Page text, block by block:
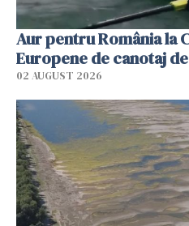
Aur pentru România la
Europene de canotaj
02 AUGUST 2026